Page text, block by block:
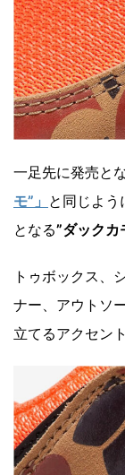
一足先に発売と
モ”」 と同じよ
となる”ダックカ
トゥボックス、
ナー、アウトソ
立てるアクセン